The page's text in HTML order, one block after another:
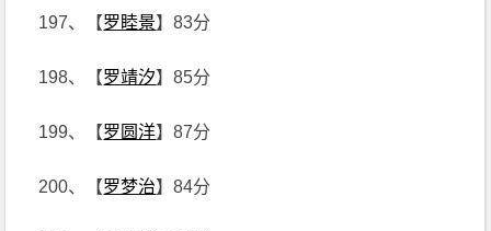
197、【罗睦景】83分
198、【罗靖汐】85分
199、【罗圆洋】87分
200、【罗梦治】84分